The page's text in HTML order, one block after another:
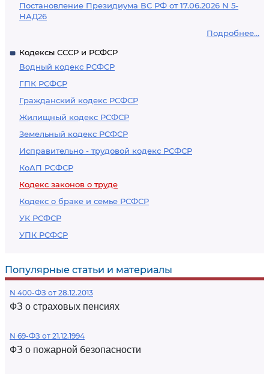
Постановление Президиума ВС РФ от 17.06.2026 N 5-
НАД26
Подробнее...
Кодексы СССР и РСФСР
Водный кодекс РСФСР
ГПК РСФСР
Гражданский кодекс РСФСР
Жилищный кодекс РСФСР
Земельный кодекс РСФСР
Исправительно - трудовой кодекс РСФСР
КоАП РСФСР
Кодекс законов о труде
Кодекс о браке и семье РСФСР
УК РСФСР
УПК РСФСР
Популярные статьи и материалы
N 400-ФЗ от 28.12.2013
ФЗ о страховых пенсиях
N 69-ФЗ от 21.12.1994
ФЗ о пожарной безопасности